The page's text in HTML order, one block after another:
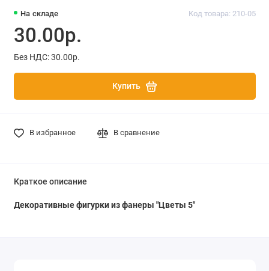
На складе Код товара: 210-05
30.00р.
Без НДС: 30.00р.
Купить
В избранное В сравнение
Краткое описание
Декоративные фигурки из фанеры "Цветы 5"